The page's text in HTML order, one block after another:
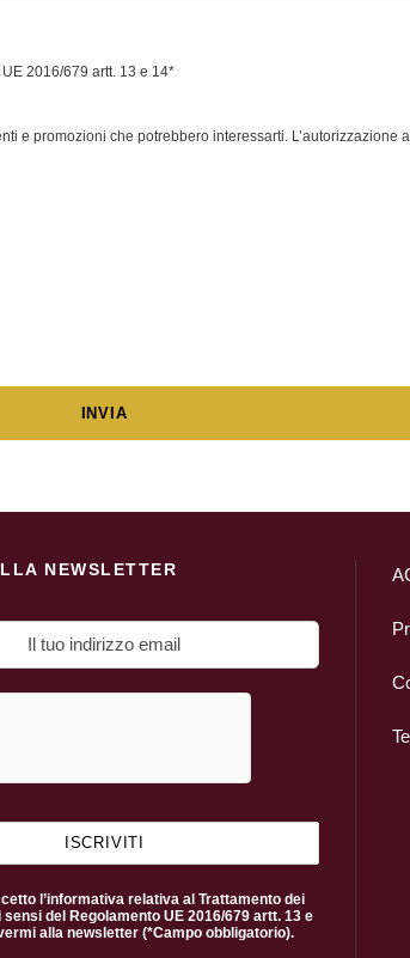
2016/679 artt. 13 e 14*
e promozioni che potrebbero interessarti. L’autorizzazione
NEWSLETTER
l’informativa relativa al Trattamento dei
del Regolamento UE 2016/679 artt. 13 e
alla newsletter (*Campo obbligatorio).